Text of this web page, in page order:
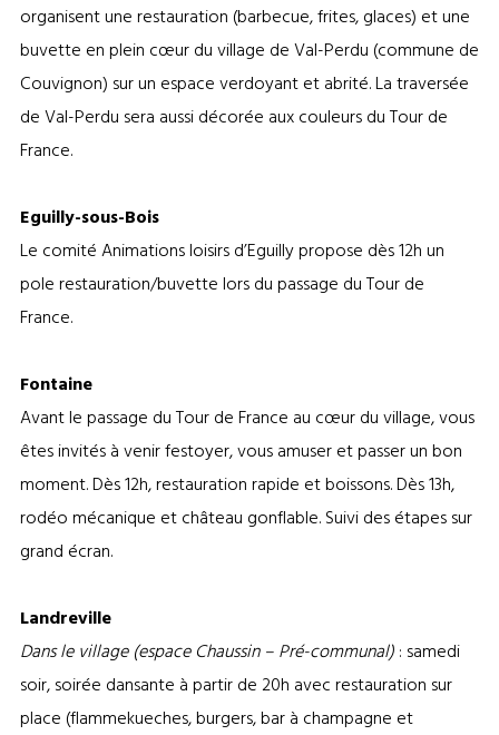
organisent une restauration (barbecue, frites, glaces) et une
buvette en plein cœur du village de Val-Perdu (commune de
Couvignon) sur un espace verdoyant et abrité. La traversée
de Val-Perdu sera aussi décorée aux couleurs du Tour de
France.
Eguilly-sous-Bois
Le comité Animations loisirs d’Eguilly propose dès 12h un
pole restauration/buvette lors du passage du Tour de
France.
Fontaine
Avant le passage du Tour de France au cœur du village, vous
êtes invités à venir festoyer, vous amuser et passer un bon
moment. Dès 12h, restauration rapide et boissons. Dès 13h,
rodéo mécanique et château gonflable. Suivi des étapes sur
grand écran.
Landreville
Dans le village (espace Chaussin – Pré-communal): samedi
soir, soirée dansante à partir de 20h avec restauration sur
place (flammekueches, burgers, bar à champagne et